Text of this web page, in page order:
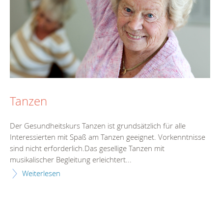
Tanzen
Der Gesundheitskurs Tanzen ist grundsätzlich für alle
Interessierten mit Spaß am Tanzen geeignet. Vorkenntnisse
sind nicht erforderlich.Das gesellige Tanzen mit
musikalischer Begleitung erleichtert...
Weiterlesen